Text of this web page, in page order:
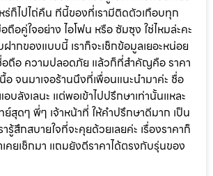
ร่ก็ไปไถ่คืน ทีนี้ของที่เรามีติดตัวเกือบทุก
อคู่ใจอย่าง ไอโฟน หรือ ซัมซุง ใช่ไหมล่ะคะ
ากของแบบนี้ เราก็จะเช็กข้อมูลเยอะหน่อย
อถือ ความปลอดภัย แล้วก็ที่สำคัญคือ ราคา
อ จนมาเจอร้านนึงที่เพื่อนแนะนำมาค่ะ ชื่อ
บลังเลนะ แต่พอเข้าไปปรึกษาเท่านั้นแหละ
ย์สุดๆ พี่ๆ เจ้าหน้าที่ ให้คำปรึกษาดีมาก เป็น
ารู้สึกสบายใจที่จะคุยด้วยเลยค่ะ เรื่องราคาก็
คยเช็กมา แถมยังตีราคาได้ตรงกับรุ่นของ